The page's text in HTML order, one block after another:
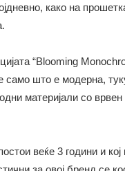
како на
“Blooming
само што е модерна,
материјали со врвен
веќе 3 години и